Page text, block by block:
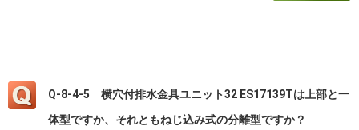
Q-8-4-5 横穴付排水金具ユニット32 ES17139Tは上部と一
体型ですか、それともねじ込み式の分離型ですか？